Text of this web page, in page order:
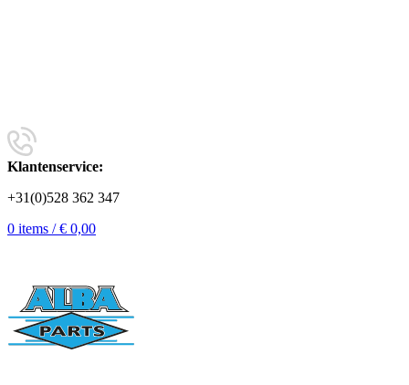
Klantenservice:
+31(0)528 362 347
0 items / € 0,00